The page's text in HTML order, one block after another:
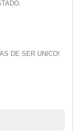
DE SER UNICO!